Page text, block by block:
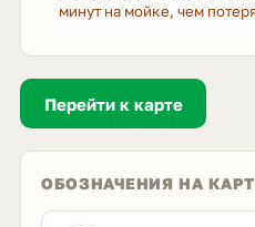
минут на мойке, чем
Перейти к карте
ОБОЗНАЧЕНИЯ НА